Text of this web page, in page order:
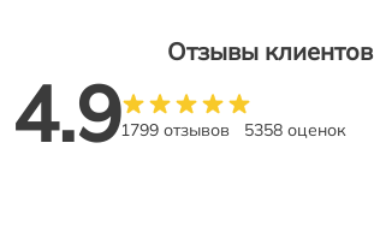
Отзывы клиентов
4.91799 отзывов 5358 оценок